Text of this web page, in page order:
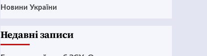
Новини України
Недавні записи